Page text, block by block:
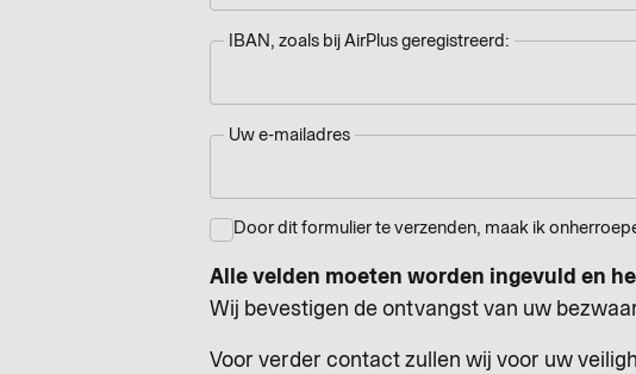
IBAN, zoals bij AirPlus geregistreerd:
Uw e-mailadres
Door dit formulier te verzenden, maak ik
Alle velden moeten worden ingevuld en
Wij bevestigen de ontvangst van uw
Voor verder contact zullen wij voor uw